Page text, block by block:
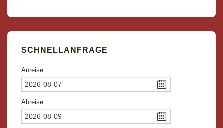
SCHNELLANFRAGE
Anreise
Abreise